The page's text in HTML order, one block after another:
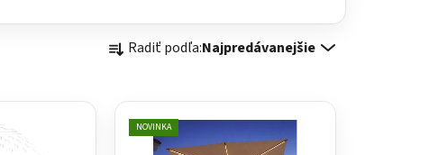
a Radiť podľa:Najpredávanejšie
NOVINKA